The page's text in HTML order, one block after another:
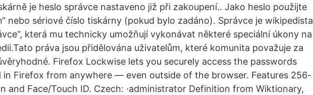
je heslo správce nastaveno již při zakoupení.. Jako heslo použijte
nebo sériové číslo tiskárny (pokud bylo zadáno). Správce je wikipedista
která mu technicky umožňují vykonávat některé speciální úkony na
práva jsou přidělována uživatelům, které komunita považuje za
Firefox Lockwise lets you securely access the passwords
in Firefox from anywhere — even outside of the browser. Features 256-
and Face/Touch ID. Czech: ·administrator Definition from Wiktionary,